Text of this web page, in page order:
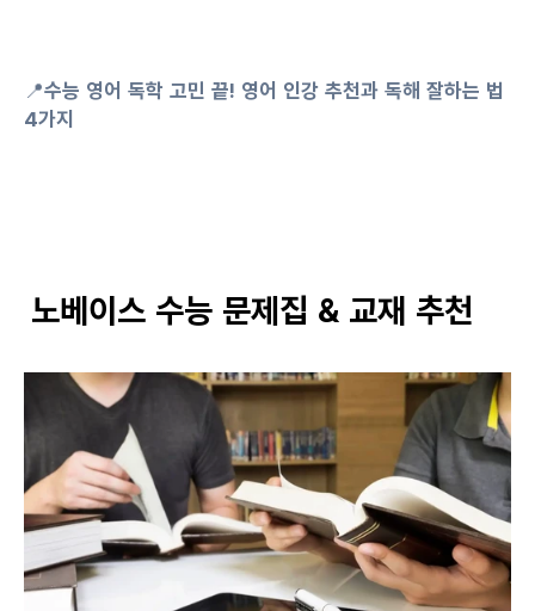
📍수능 영어 독학 고민 끝! 영어 인강 추천과 독해 잘하는 법
4가지
노베이스 수능 문제집 & 교재 추천